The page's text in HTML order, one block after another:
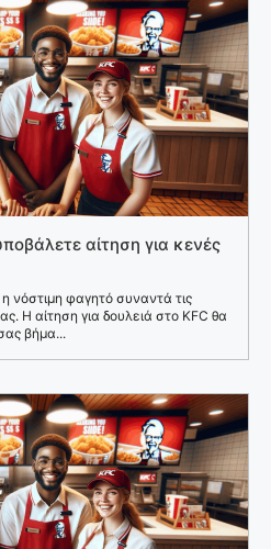
αίτηση για κενές
νόστιμη φαγητό συναντά τις
Η αίτηση για δουλειά στο KFC θα
βήμα...